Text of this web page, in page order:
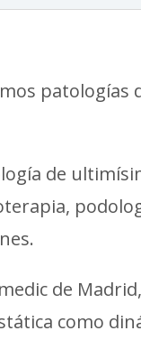
de
de
como